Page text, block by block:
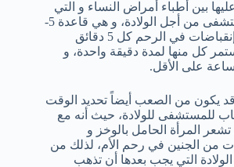
بين أطباء أمراض النساء و التي
تعني ذهاب المرأة للمستشفى من أجل الولادة، و هي قاعدة 5-
1-1 و التي تعني حدوث إنقباضات في الرحم كل 5 دقائق
كل منها لمدة دقيقة واحدة، و
على الأقل.
يكون من الصعب أيضاً تحديد الوقت
للمستشفى للولادة، حيث أنه مع
تشعر المرأة الحامل بالوخز و
من الجنين في رحم الأم، لذلك من
التي يجب بعدها أن تذهب